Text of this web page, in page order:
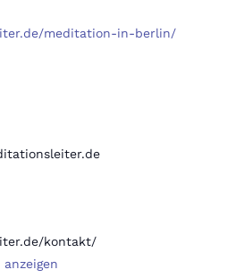
meditation-in-berlin/
kontakt/